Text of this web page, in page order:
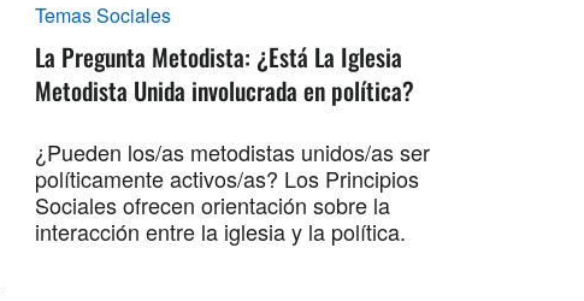
Temas Sociales
La Pregunta Metodista: ¿Está La Iglesia
Metodista Unida involucrada en política?
¿Pueden los/as metodistas unidos/as ser
políticamente activos/as? Los Principios
Sociales ofrecen orientación sobre la
interacción entre la iglesia y la política.